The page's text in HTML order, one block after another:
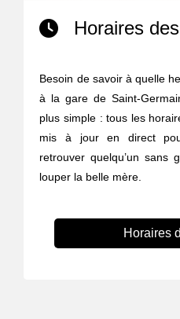
Horaires
Besoin de savoir à quelle
à la gare de Saint-
plus simple : tous les
mis à jour en direct
retrouver quelqu’un sans
louper la belle mère.
Horaires